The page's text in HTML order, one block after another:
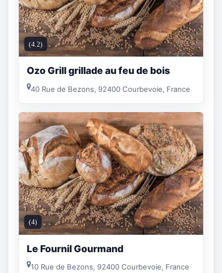
(4.2)
Ozo Grill grillade au feu de bois
40 Rue de Bezons, 92400 Courbevoie, France
(4)
Le Fournil Gourmand
10 Rue de Bezons, 92400 Courbevoie, France